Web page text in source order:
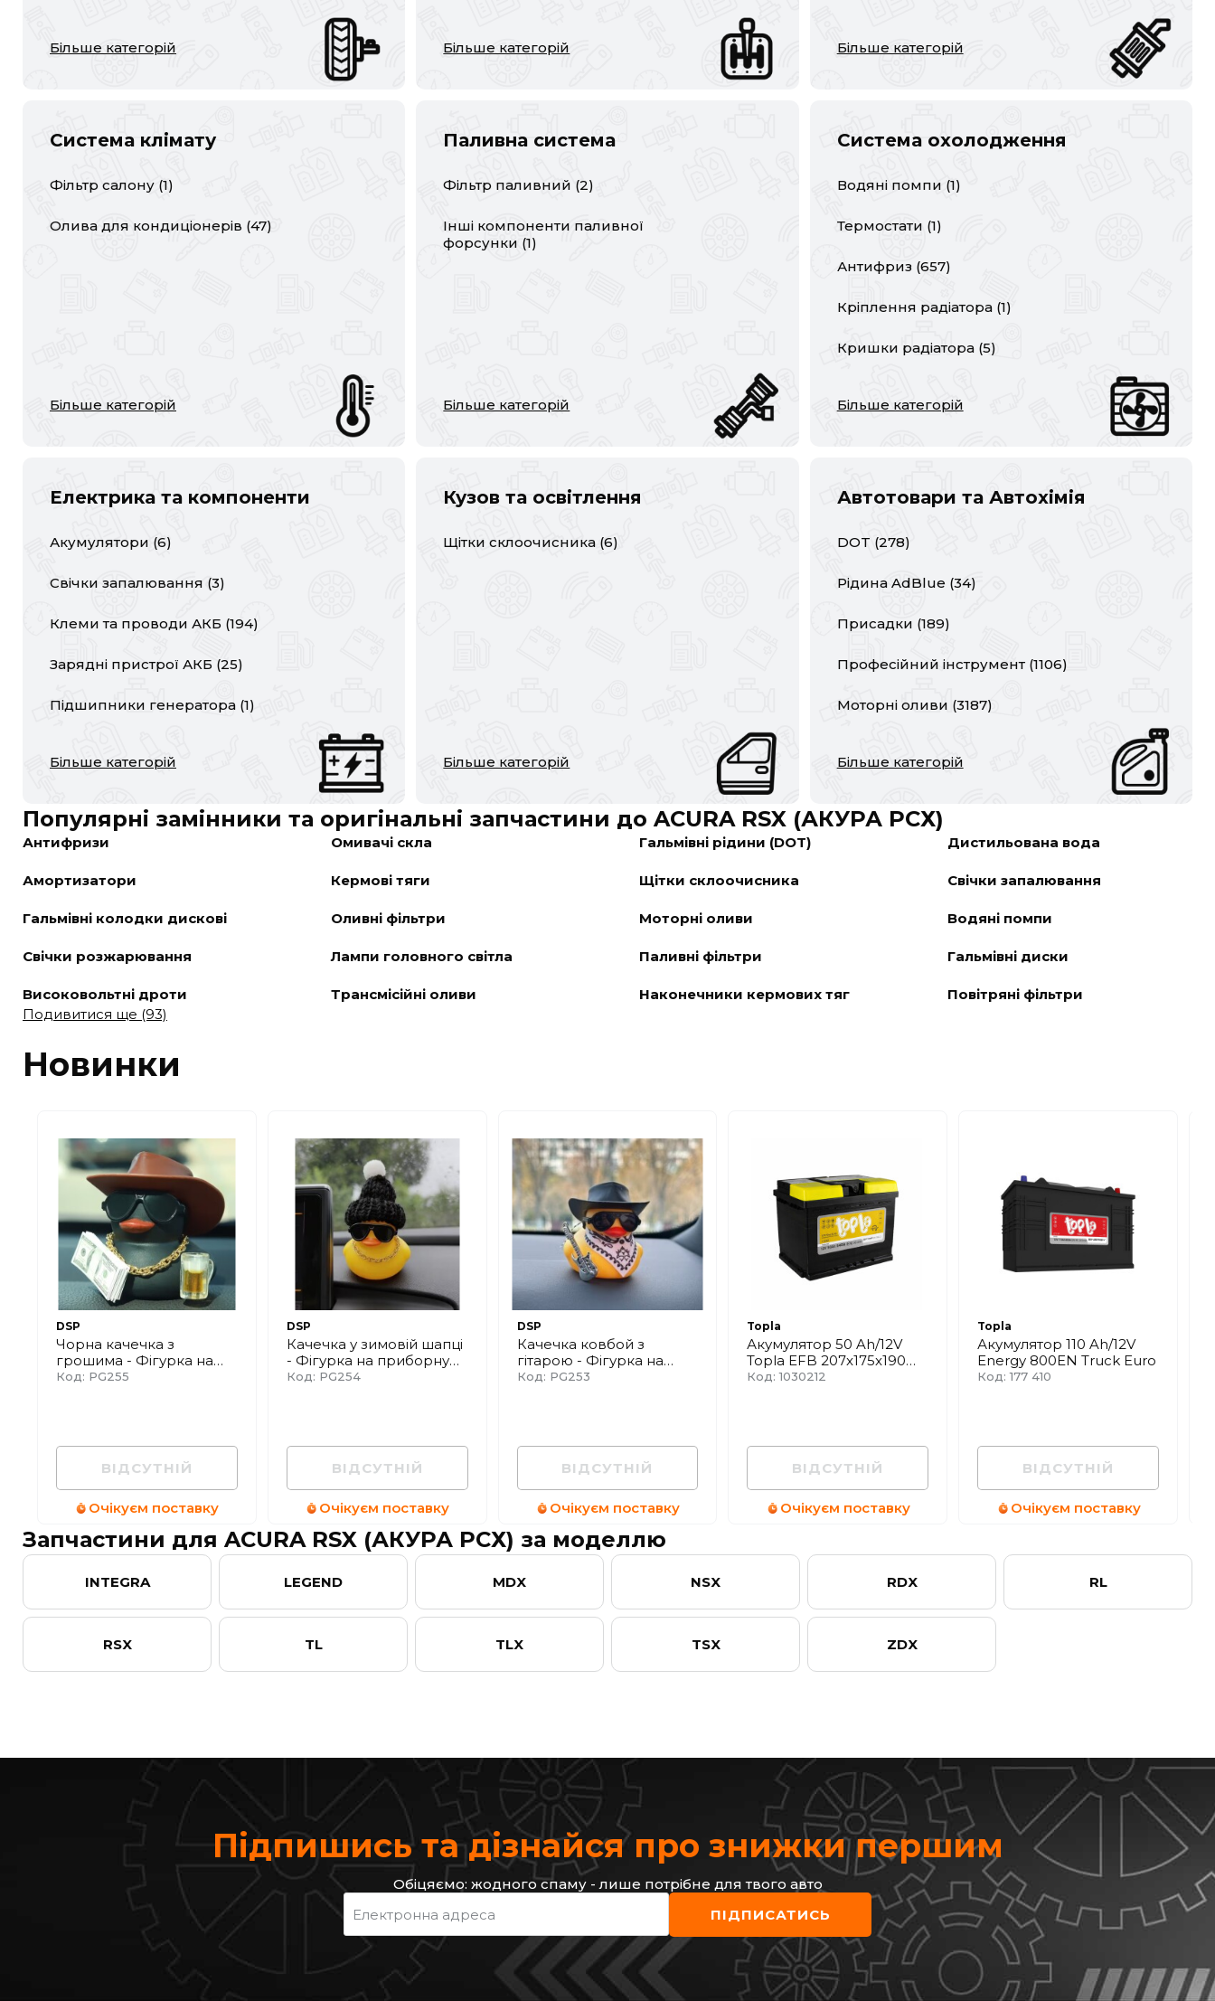
Більше категорій Більше категорій Більше категорій
Система клімату
Фільтр салону (1)
Олива для кондиціонерів (47)
Більше категорій
Паливна система
Фільтр паливний (2)
Інші компоненти паливної
форсунки (1)
Більше категорій
Система охолодження
Водяні помпи (1)
Термостати (1)
Антифриз (657)
Кріплення радіатора(1)
Кришки радіатора(5)
Більше категорій
Електрика та компоненти
Акумулятори (6)
Свічки запалювання (3)
Клеми та проводи АКБ (194)
Зарядні пристрої АКБ (25)
Підшипники генератора (1)
Більше категорій
Кузов та освітлення
Щітки склоочисника (6)
Більше категорій
Автотовари та Автохімія
DOT (278)
Рідина AdBlue (34)
Присадки (189)
Професійний інструмент(1106)
Моторні оливи (3187)
Більше категорій
Популярні замінники та оригінальні запчастини до ACURA RSX (АКУРА РСХ)
Антифризи Омивачі скла Гальмівні рідини (DOT) Дистильована вода
Амортизатори Кермові тяги Щітки склоочисника Свічки запалювання
Гальмівні колодки дискові Оливні фільтри Моторні оливи Водяні помпи
Свічки розжарювання Лампи головного світла Паливні фільтри Гальмівні диски
Високовольтні дроти Трансмісійні оливи Наконечники кермових тяг
Повітряні фільтри
Подивитися ще (93)
Новинки
DSP
Чорна качечка з
грошима - Фігурка на
понель приборів
Код: PG255
ВІДСУТНІЙ
Очікуєм поставку
DSP
Качечка у зимовій шапці
- Фігурка на приборну
панель
Код: PG254
ВІДСУТНІЙ
Очікуєм поставку
DSP
Качечка ковбой з
гітарою - Фігурка на
панель приладів
Код: PG253
ВІДСУТНІЙ
Очікуєм поставку
Topla
Акумулятор 50 Ah/12V
Topla EFB 207x175x190
Euro (0)
Код: 1030212
ВІДСУТНІЙ
Очікуєм поставку
Topla
Акумулятор 110 Ah/12V
Energy 800EN Truck Euro
Код: 177 410
ВІДСУТНІЙ
Очікуєм поставку
Запчастини для ACURA RSX (АКУРА РСХ) за моделлю
INTEGRA LEGEND MDX NSX RDX RL
RSX TL TLX TSX ZDX
Підпишись та дізнайся про знижки першим
Обіцяємо: жодного спаму - лише потрібне для твого авто
Електронна адреса
ПІДПИСАТИСЬ